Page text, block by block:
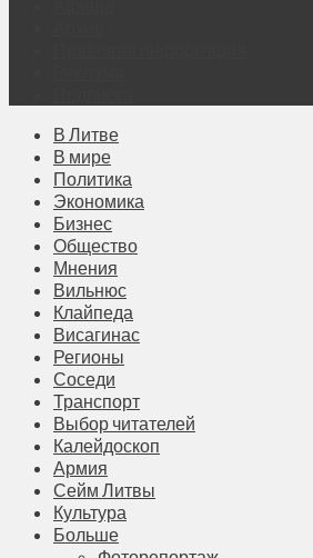
В Литве
В мире
Политика
Экономика
Бизнес
Общество
Мнения
Вильнюс
Клайпеда
Висагинас
Регионы
Соседи
Транспорт
Выбор читателей
Калейдоскоп
Армия
Сейм Литвы
Культура
Больше